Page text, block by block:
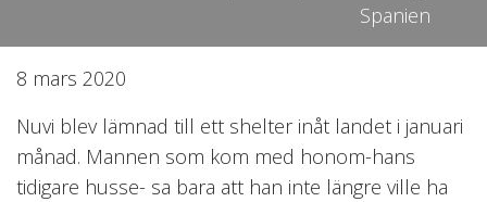
Spanien
8 mars 2020
Nuvi blev lämnad till ett shelter inåt landet i januari
månad. Mannen som kom med honom-hans
tidigare husse- sa bara att han inte längre ville ha